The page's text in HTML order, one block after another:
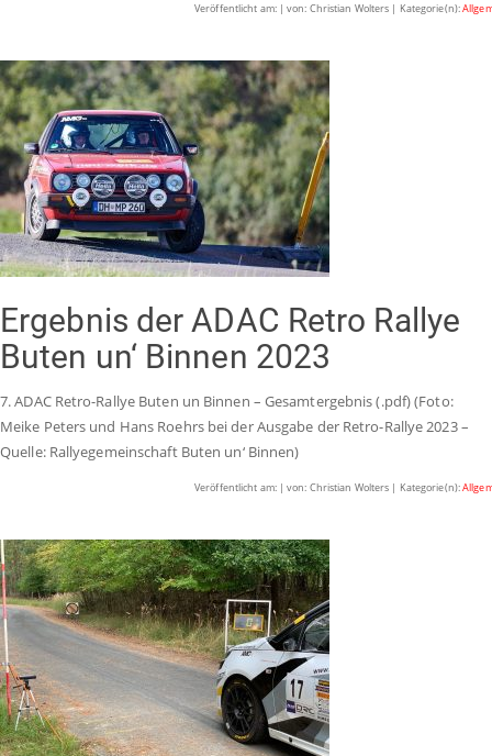
Veröffentlicht am: | von: Christian Wolters | Kategorie(n):
Ergebnis der ADAC Retro Rallye
Buten un‘ Binnen 2023
7. ADAC Retro-Rallye Buten un Binnen – Gesamtergebnis (.pdf) (Foto:
Meike Peters und Hans Roehrs bei der Ausgabe der Retro-Rallye 2023 –
Quelle: Rallyegemeinschaft Buten un‘ Binnen)
Veröffentlicht am: | von: Christian Wolters | Kategorie(n):